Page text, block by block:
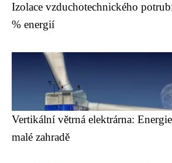
Izolace vzduchotechnického
% energií
Vertikální větrná elektrárna:
malé zahradě